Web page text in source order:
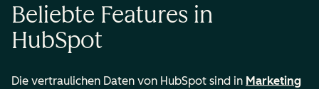
Beliebte Features in
HubSpot
Die vertraulichen Daten von HubSpot sind in Marketing